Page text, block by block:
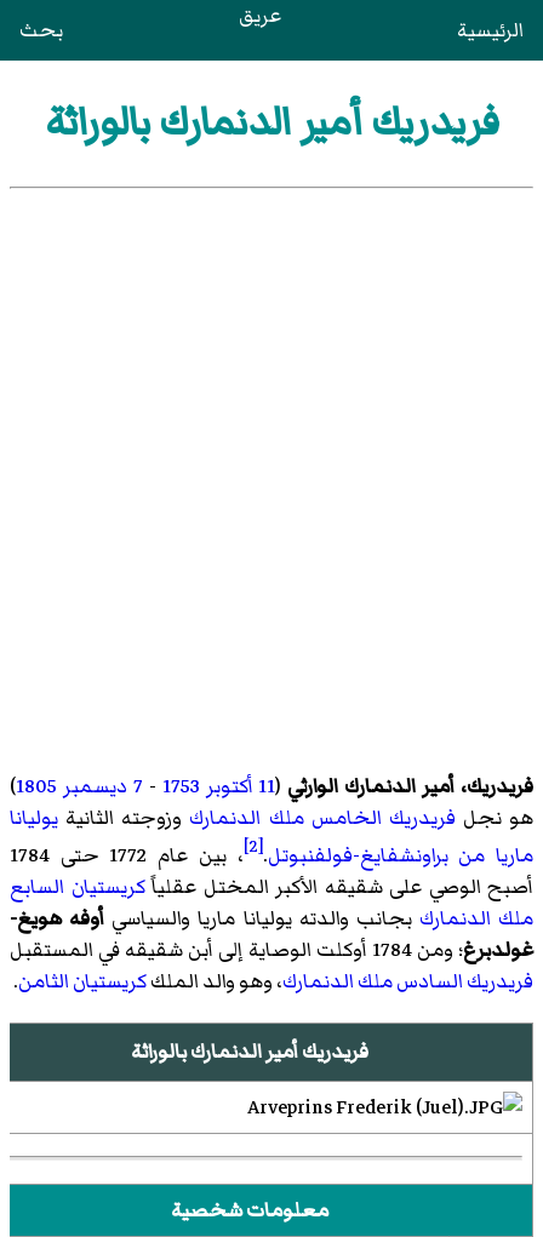
الرئيسية عريق بحث
فريدريك أمير الدنمارك بالوراثة
فريدريك، أمير الدنمارك الوارثي (11 أكتوبر 1753
- 7 ديسمبر 1805
)
هو نجل فريدريك الخامس ملك الدنمارك وزوجته الثانية يوليانا
ماريا من براونشفايغ-فولفنبوتل.
[2]
، بين عام 1772 حتى 1784
أصبح الوصي على شقيقه الأكبر المختل عقلياًكريستيان السابع
ملك الدنمارك بجانب والدته يوليانا ماريا والسياسي أوفه هويغ-
غولدبرغ؛ ومن 1784 أوكلت الوصاية إلى أبن شقيقه في المستقبل
فريدريك السادس ملك الدنمارك، وهو والد الملككريستيان الثامن.
فريدريك أمير الدنمارك بالوراثة
معلومات شخصية